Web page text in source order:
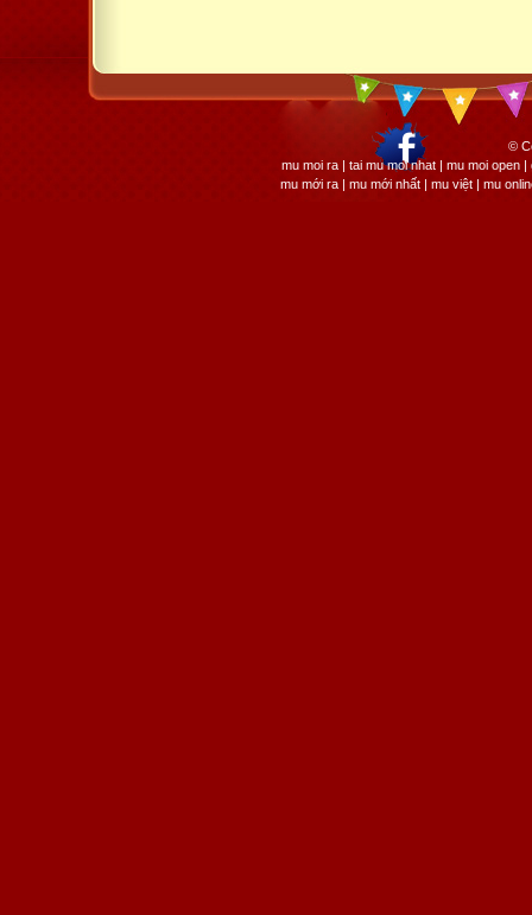
©
mu moi ra | tai mu moi nhat | mu moi open
mu mới ra | mu mới nhất | mu việt | mu